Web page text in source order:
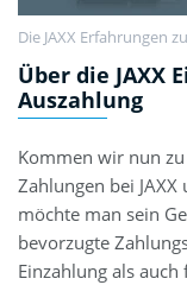
Die JAXX Erfahrungen
Über die JAXX
Auszahlung
Kommen wir nun
Zahlungen bei
möchte man sein
bevorzugte
Einzahlung als auch